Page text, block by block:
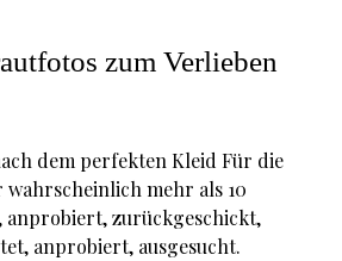
zum Verlieben
dem perfekten Kleid Für die
wahrscheinlich mehr als 10
anprobiert, zurückgeschickt,
anprobiert, ausgesucht.